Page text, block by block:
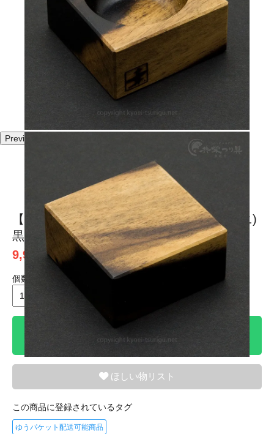
Previous
【ハルカフィッシング】クワセ皿 四角(ミニ)
黒柿 No.51
9,900円(税込)
個数
カートに入れる
ほしい物リスト
この商品に登録されているタグ
ゆうパケット配送可能商品